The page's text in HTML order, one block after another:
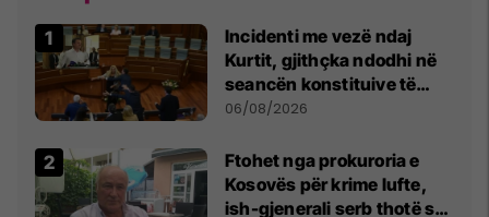
Incidenti me vezë ndaj
Kurtit, gjithçka ndodhi në
seancën konstituive të
Kuvendit
06/08/2026
Ftohet nga prokuroria e
Kosovës për krime lufte,
ish-gjenerali serb thotë se